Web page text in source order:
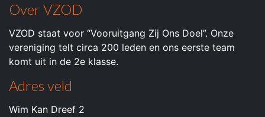
Over VZOD
VZOD staat voor “Vooruitgang Zij Ons Doel”. Onze
vereniging telt circa 200 leden en ons eerste team
komt uit in de 2e klasse.
Adres veld
Wim Kan Dreef 2